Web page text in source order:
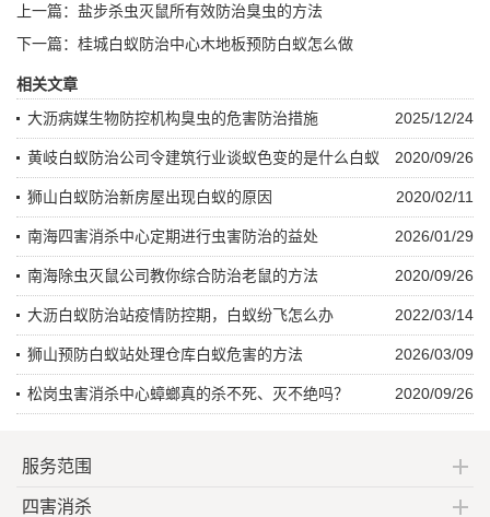
上一篇： 盐步杀虫灭鼠所有效防治臭虫的方法
下一篇： 桂城白蚁防治中心木地板预防白蚁怎么做
相关文章
2025/12/24
大沥病媒生物防控机构臭虫的危害防治措施
2020/09/26
黄岐白蚁防治公司令建筑行业谈蚁色变的是什么白蚁
2020/02/11
狮山白蚁防治新房屋出现白蚁的原因
2026/01/29
南海四害消杀中心定期进行虫害防治的益处
2020/09/26
南海除虫灭鼠公司教你综合防治老鼠的方法
2022/03/14
大沥白蚁防治站疫情防控期，白蚁纷飞怎么办
2026/03/09
狮山预防白蚁站处理仓库白蚁危害的方法
2020/09/26
松岗虫害消杀中心蟑螂真的杀不死、灭不绝吗？
服务范围
四害消杀